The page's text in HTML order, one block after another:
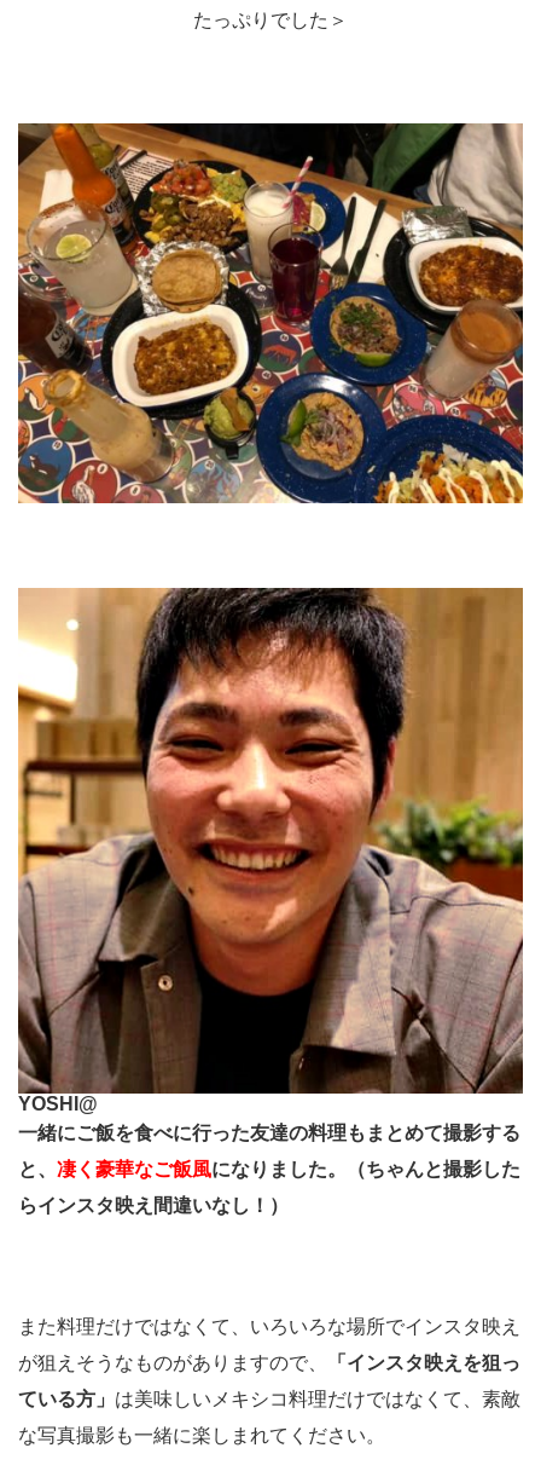
たっぷりでした＞
YOSHI@
一緒にご飯を食べに行った友達の料理もまとめて撮影する
と、 凄く豪華なご飯風になりました。（ちゃんと撮影した
らインスタ映え間違いなし！）
また料理だけではなくて、いろいろな場所でインスタ映え
が狙えそうなものがありますので、
「インスタ映えを狙っ
ている方」 は美味しいメキシコ料理だけではなくて、素敵
な写真撮影も一緒に楽しまれてください。